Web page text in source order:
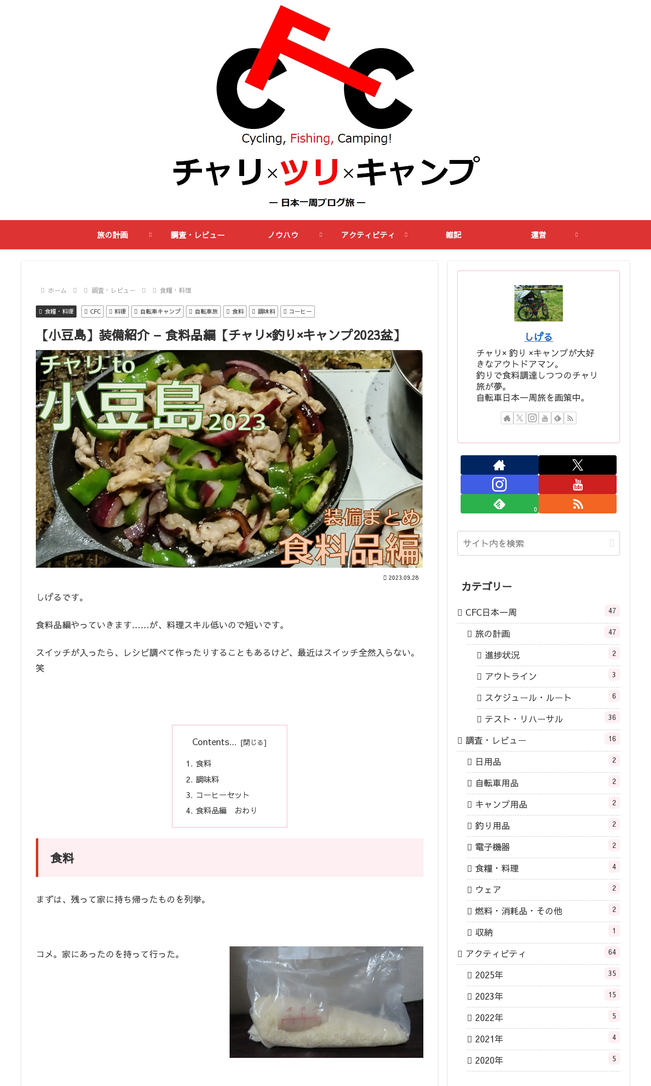
旅の計画 調査・レビュー ノウハウ アクティビティ 雑記 運営
ホーム 調査・レビュー 食糧・料理
食糧・料理 CFC 料理 自転車キャンプ 自転車旅 食料 調味料 コーヒー
【小豆島】装備紹介 – 食料品編【チャリ×釣り×キャンプ2023盆】
2023.09.28
しげるです。
食料品編やっていきます……が、料理スキル低いので短いです。
スイッチが入ったら、レシピ調べて作ったりすることもあるけど、最近はスイッチ全然入らない。
笑
Contents...
食料
調味料
コーヒーセット
食料品編 おわり
食料
まずは、残って家に持ち帰ったものを列挙。
コメ。家にあったのを持って行った。
しげる
チャリ× 釣り ×キャンプが大好
きなアウトドアマン。
釣りで食料調達しつつのチャリ
旅が夢。
自転車日本一周旅を画策中。
0
カテゴリー
CFC日本一周 47
旅の計画 47
進捗状況 2
アウトライン 3
スケジュール・ルート 6
テスト・リハーサル 36
調査・レビュー 16
日用品 2
自転車用品 2
キャンプ用品 2
釣り用品 2
電子機器 2
食糧・料理 4
ウェア 2
燃料・消耗品・その他 2
収納 1
アクティビティ 64
2025年 35
2023年 15
2022年 5
2021年 4
2020年 5